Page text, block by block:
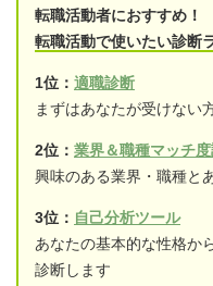
転職活動者におすすめ！
転職活動で使いたい診断
1位： 適職診断
まずはあなたが受けない
2位： 業界＆職種マッチ
興味のある業界・職種と
3位： 自己分析ツール
あなたの基本的な性格か
診断します